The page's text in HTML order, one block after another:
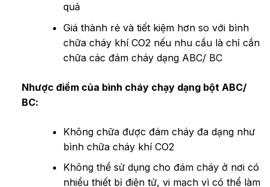
quả
Giá thành rẻ và tiết kiệm hơn so với bình
chữa cháy khí CO2 nếu nhu cầu là chỉ cần
chữa các đám cháy dạng ABC/ BC
Nhược điểm của bình cháy chạy dạng bột ABC/
BC:
Không chữa được đám cháy đa dạng như
bình chữa cháy khí CO2
Không thể sử dụng cho đám cháy ở nơi có
nhiều thiết bị điện tử, vi mạch vì có thể làm